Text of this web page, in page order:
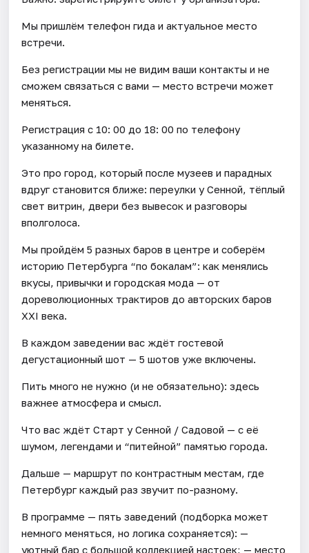
Мы пришлём телефон гида и актуальное место
встречи.
Без регистрации мы не видим ваши контакты и не
сможем связаться с вами — место встречи может
меняться.
Регистрация с 10: 00 до 18: 00 по телефону
указанному на билете.
Это про город, который после музеев и парадных
вдруг становится ближе: переулки у Сенной, тёплый
свет витрин, двери без вывесок и разговоры
вполголоса.
Мы пройдём 5 разных баров в центре и соберём
историю Петербурга “по бокалам”: как менялись
вкусы, привычки и городская мода — от
дореволюционных трактиров до авторских баров
XXI века.
В каждом заведении вас ждёт гостевой
дегустационный шот — 5 шотов уже включены.
Пить много не нужно (и не обязательно): здесь
важнее атмосфера и смысл.
Что вас ждёт Старт у Сенной / Садовой — с её
шумом, легендами и “питейной” памятью города.
Дальше — маршрут по контрастным местам, где
Петербург каждый раз звучит по-разному.
В программе — пять заведений (подборка может
немного меняться, но логика сохраняется): —
уютный бар с большой коллекцией настоек; — место